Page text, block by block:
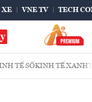
XE VNE TV TECH
TẾ SỐKINH TẾ XANH